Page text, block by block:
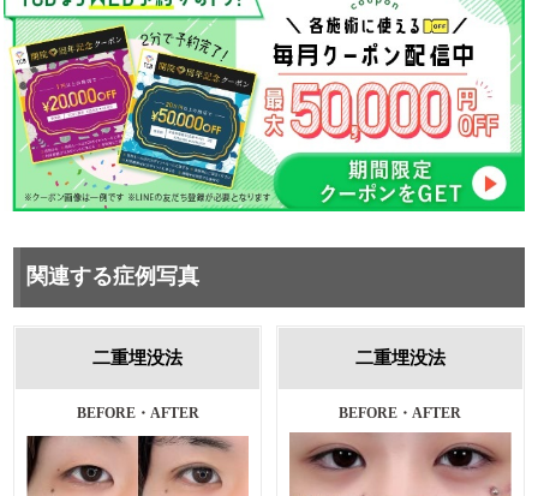
関連する症例写真
二重埋没法
施術前・1ヵ月後
二重埋没法
BEFORE・AFTER